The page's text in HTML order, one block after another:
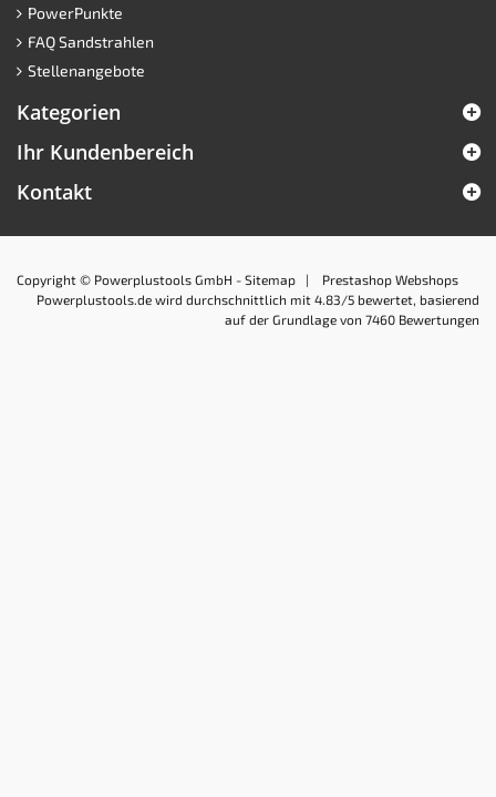
PowerPunkte
FAQ Sandstrahlen
Stellenangebote
Kategorien
Ihr Kundenbereich
Kontakt
Copyright © Powerplustools GmbH - Sitemap | Prestashop Webshops
Powerplustools.de wird durchschnittlich mit 4.83 /5 bewertet, basierend
auf der Grundlage von 7460 Bewertungen